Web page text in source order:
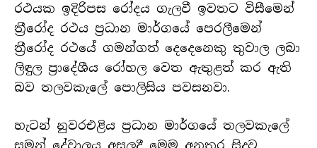
රථයක ඉදිරිපස රෝදය ගැලවී ඉවතට විසීමෙන්
ත්‍රීරෝද රථය ප්‍රධාන මාර්ගයේ පෙරලීමෙන්
ත්‍රීරෝද රථයේ ගමන්ගත් දෙදෙනෙකු තුවාල ලබා
ලිඳුල ප්‍රාදේශීය රෝහල වෙත ඇතුළත් කර ඇති
බව තලවකැලේ පොලිසිය පවසනවා.
හැටන් නුවරඑළිය ප්‍රධාන මාර්ගයේ තලවකැලේ